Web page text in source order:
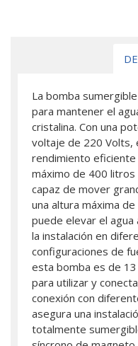
La bomba
para mantener el
cristalina. Con una
voltaje de 220 Volts,
rendimiento eficiente
máximo de 400
capaz de mover
una altura máxima
puede elevar el
la instalación en
configuraciones de
esta bomba es de
para utilizar y
conexión con
asegura una
totalmente